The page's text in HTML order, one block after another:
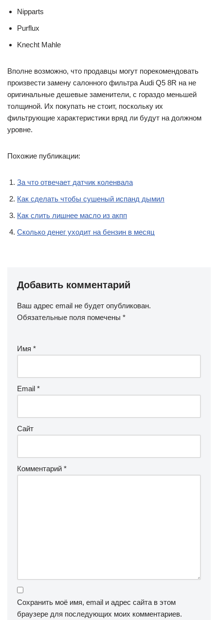
Nipparts
Purflux
Knecht Mahle
Вполне возможно, что продавцы могут порекомендовать
произвести замену салонного фильтра Audi Q5 8R на не
оригинальные дешевые заменители, с гораздо меньшей
толщиной. Их покупать не стоит, поскольку их
фильтрующие характеристики вряд ли будут на должном
уровне.
Похожие публикации:
За что отвечает датчик коленвала
Как сделать чтобы сушеный испанд дымил
Как слить лишнее масло из акпп
Сколько денег уходит на бензин в месяц
Добавить комментарий
Ваш адрес email не будет опубликован.
Обязательные поля помечены *
Имя *
Email *
Сайт
Комментарий *
Сохранить моё имя, email и адрес сайта в этом
браузере для последующих моих комментариев.